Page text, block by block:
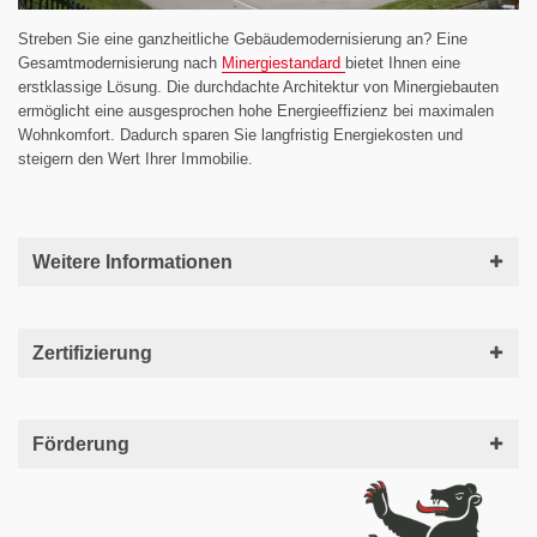
Streben Sie eine ganzheitliche Gebäudemodernisierung an? Eine
Gesamtmodernisierung nach Minergiestandard bietet Ihnen eine
erstklassige Lösung. Die durchdachte Architektur von Minergiebauten
ermöglicht eine ausgesprochen hohe Energieeffizienz bei maximalen
Wohnkomfort. Dadurch sparen Sie langfristig Energiekosten und
steigern den Wert Ihrer Immobilie.
Weitere Informationen
Zertifizierung
Förderung